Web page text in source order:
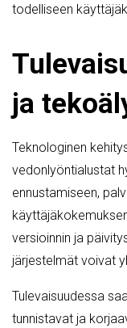
todelliseen
ja
Teknologinen
vedonlyöntialustat
ennustamiseen,
versioinnin ja
järjestelmät voivat
Tulevaisuudessa
tunnistavat ja